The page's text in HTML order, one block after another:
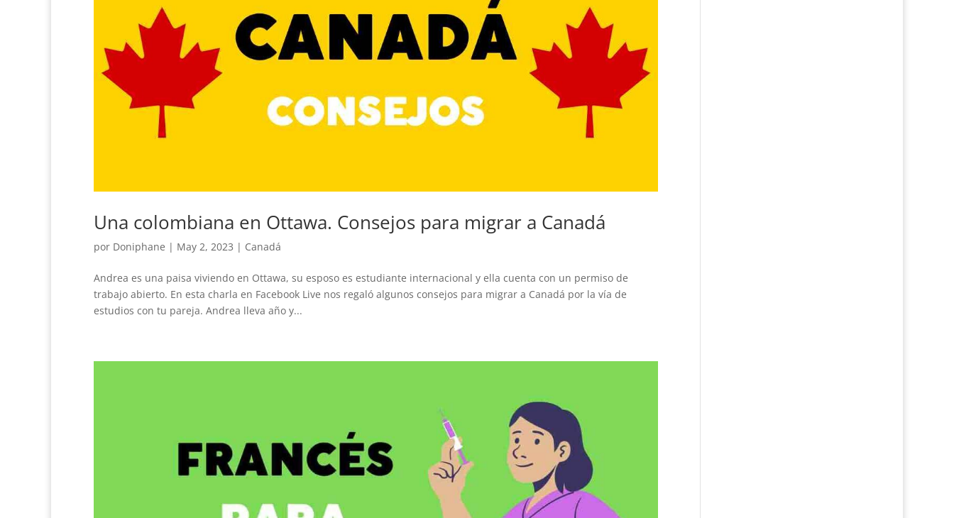
Una colombiana en Ottawa. Consejos para migrar a Canadá
por Doniphane | May 2, 2023 | Canadá
Andrea es una paisa viviendo en Ottawa, su esposo es estudiante internacional y ella cuenta con un permiso de
trabajo abierto. En esta charla en Facebook Live nos regaló algunos consejos para migrar a Canadá por la vía de
estudios con tu pareja. Andrea lleva año y...